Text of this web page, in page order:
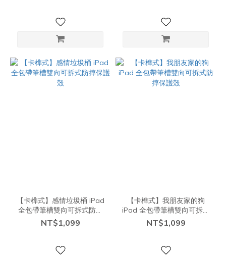
【卡榫式】感情垃圾桶 iPad
全包帶筆槽雙向可拆式防摔
保護殼
NT$1,099
【卡榫式】我朋友家的狗
iPad 全包帶筆槽雙向可拆式
防摔保護殼
NT$1,099